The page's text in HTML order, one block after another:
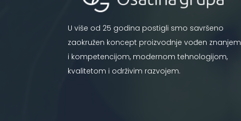
U više od 25 godina postigli smo savršeno
zaokružen koncept proizvodnje vođen znanjem
i kompetencijom, modernom tehnologijom,
kvalitetom i održivim razvojem.